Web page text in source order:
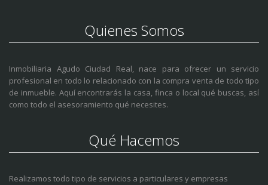
Quienes Somos
Inmobiliaria Agudo Ciudad Real, nace para ofrecer un servicio
profesional en todo lo relacionado con la compra venta de todo tipo
de inmueble. Aquí encontrarás la casa, finca o local qué buscas, así
como todo el asesoramiento qué necesites.
Qué Hacemos
Realizamos todo tipo de servicios a particulares y empresas